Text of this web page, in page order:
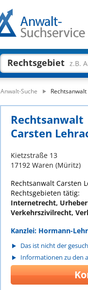
Rechtsgebiet z.B.
Anwalt-Suche
Rechtsanwalt
Carsten
Kietzstraße 13
17192 Waren (Müritz)
Rechtsanwalt Carsten
Rechtsgebieten tätig:
Internetrecht,
Verkehrszivilrecht,
Kanzlei: Hormann-
Das ist nicht der
Informationen zu den